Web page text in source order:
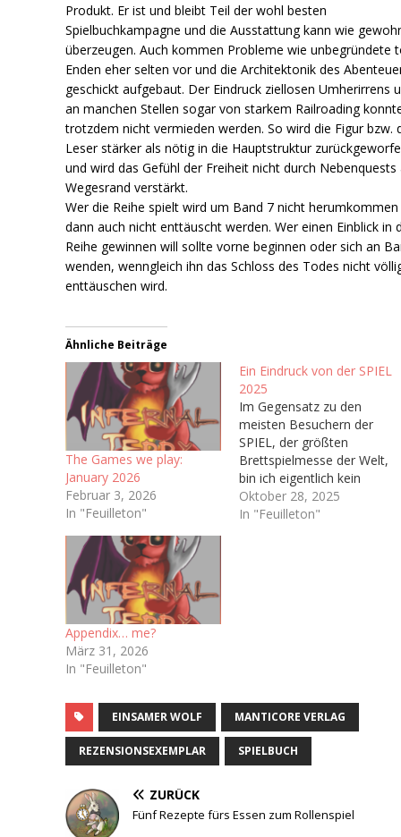
Produkt. Er ist und bleibt Teil der wohl besten
Spielbuchkampagne und die Ausstattung kann wie
überzeugen. Auch kommen Probleme wie unbegründete
Enden eher selten vor und die Architektonik des
geschickt aufgebaut. Der Eindruck ziellosen Umherirrens
an manchen Stellen sogar von starkem Railroading
trotzdem nicht vermieden werden. So wird die Figur bzw.
Leser stärker als nötig in die Hauptstruktur
und wird das Gefühl der Freiheit nicht durch Nebenquests
Wegesrand verstärkt.
Wer die Reihe spielt wird um Band 7 nicht
dann auch nicht enttäuscht werden. Wer einen Einblick in
Reihe gewinnen will sollte vorne beginnen oder sich an
wenden, wenngleich ihn das Schloss des Todes nicht
enttäuschen wird.
Ähnliche Beiträge
The Games we play:
January 2026
Februar 3, 2026
In "Feuilleton"
Ein Eindruck von der SPIEL
2025
Im Gegensatz zu den
meisten Besuchern der
SPIEL, der größten
Brettspielmesse der Welt,
bin ich eigentlich kein
Brettspieler. In meiner
Kindheit wurden bei uns
Oktober 28, 2025
In "Feuilleton"
Appendix… me?
März 31, 2026
In "Feuilleton"
EINSAMER WOLF MANTICORE VERLAG
REZENSIONSEXEMPLAR SPIELBUCH
ZURÜCK
Fünf Rezepte fürs Essen zum Rollenspiel